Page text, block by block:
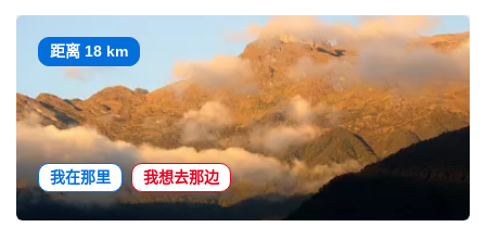
距离 18 km
我在那里 我想去那边